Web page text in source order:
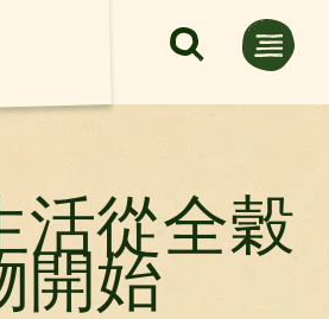
活從全穀
開始